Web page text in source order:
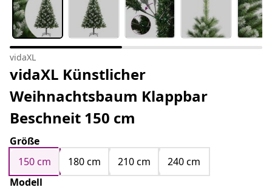
vidaXL
vidaXL Künstlicher
Weihnachtsbaum Klappbar
Beschneit 150 cm
Größe
150 cm
180 cm 210 cm
240 cm
Modell